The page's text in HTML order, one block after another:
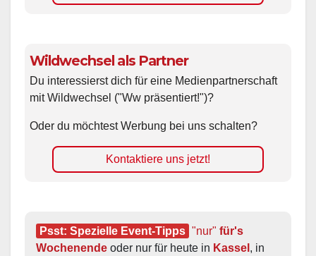
Wildwechsel als Partner
Du interessierst dich für eine Medienpartnerschaft
mit Wildwechsel ("Ww präsentiert!")?
Oder du möchtest Werbung bei uns schalten?
Kontaktiere uns jetzt!
Psst: Spezielle Event-Tipps "nur" für's
Wochenende oder nur für heute in Kassel